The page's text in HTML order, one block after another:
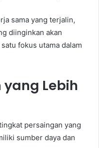
sama yang terjalin,
diinginkan akan
fokus utama dalam
yang Lebih
persaingan yang
sumber daya dan